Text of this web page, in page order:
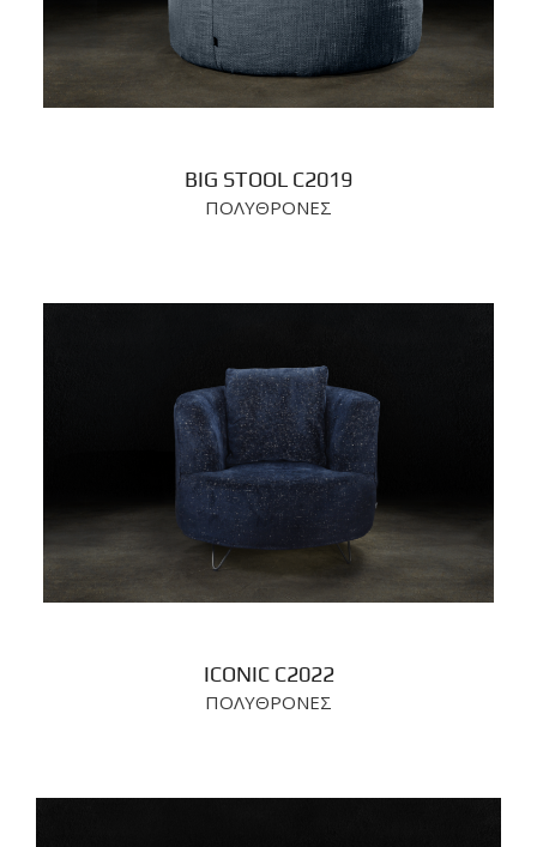
BIG STOOL C2019
ΠΟΛΥΘΡΟΝΕΣ
ICONIC C2022
ΠΟΛΥΘΡΟΝΕΣ